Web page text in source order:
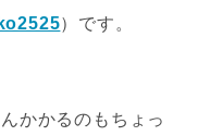
）です。
かかるのもちょっ